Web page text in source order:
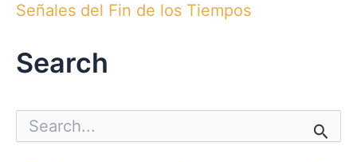
Señales del Fin de los Tiempos
Search